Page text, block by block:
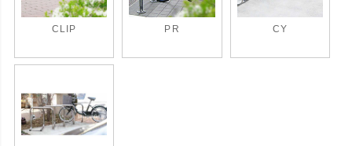
CLIP PR CY